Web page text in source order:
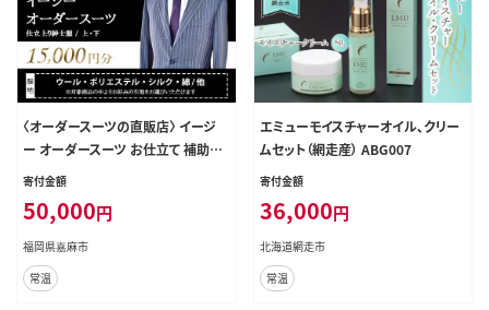
〈オーダースーツの直販店〉 イージ
ー オーダースーツ お仕立て 補助券
（15,000円）
寄付金額
50,000円
福岡県嘉麻市
常温
エミューモイスチャーオイル、クリー
ムセット（網走産） ABG007
寄付金額
36,000円
北海道網走市
常温